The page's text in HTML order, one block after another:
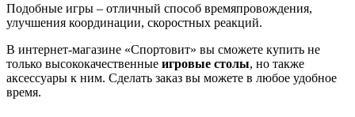
Подобные игры – отличный способ времяпровождения,
улучшения координации, скоростных реакций.
В интернет-магазине «Спортовит» вы сможете купить не
только высококачественные игровые столы, но также
аксессуары к ним. Сделать заказ вы можете в любое удобное
время.